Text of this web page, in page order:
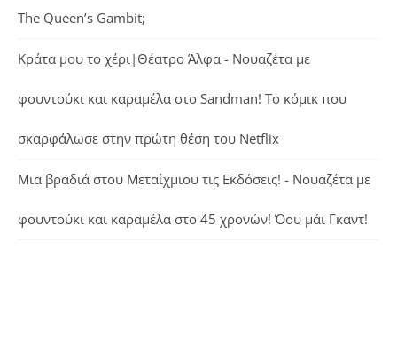
The Queen’s Gambit;
Κράτα μου το χέρι|Θέατρο Άλφα - Νουαζέτα με
φουντούκι και καραμέλα στο Sandman! Το κόμικ που
σκαρφάλωσε στην πρώτη θέση του Netflix
Μια βραδιά στου Μεταίχμιου τις Εκδόσεις! - Νουαζέτα με
φουντούκι και καραμέλα στο 45 χρονών! Όου μάι Γκαντ!